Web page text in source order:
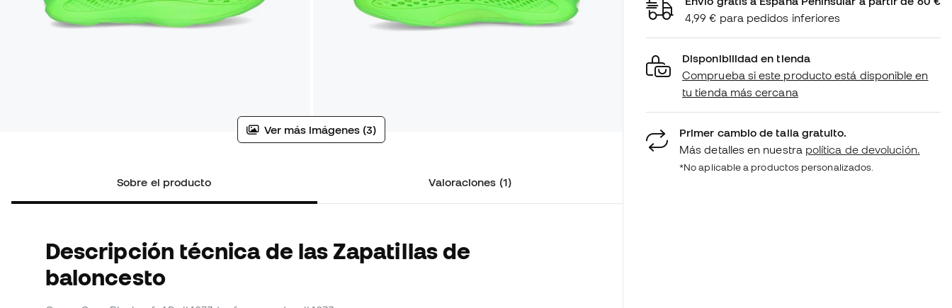
Ver más imágenes (3)
Sobre el producto Valoraciones (1)
Descripción técnica de las Zapatillas de
baloncesto
4,99 € para pedidos inferiores
Disponibilidad en tienda
Comprueba si este producto está disponible en
tu tienda más cercana
Primer cambio de talla gratuito.
Más detalles en nuestra política de devolución.
*No aplicable a productos personalizados.